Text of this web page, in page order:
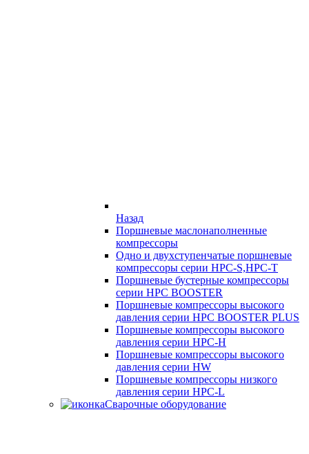
Назад
Поршневые маслонаполненные
компрессоры
Одно и двухступенчатые поршневые
компрессоры серии HPC-S,HPC-T
Поршневые бустерные компрессоры
серии HPC BOOSTER
Поршневые компрессоры высокого
давления серии HPC BOOSTER PLUS
Поршневые компрессоры высокого
давления серии HPC-H
Поршневые компрессоры высокого
давления серии HW
Поршневые компрессоры низкого
давления серии HPC-L
Сварочные оборудование